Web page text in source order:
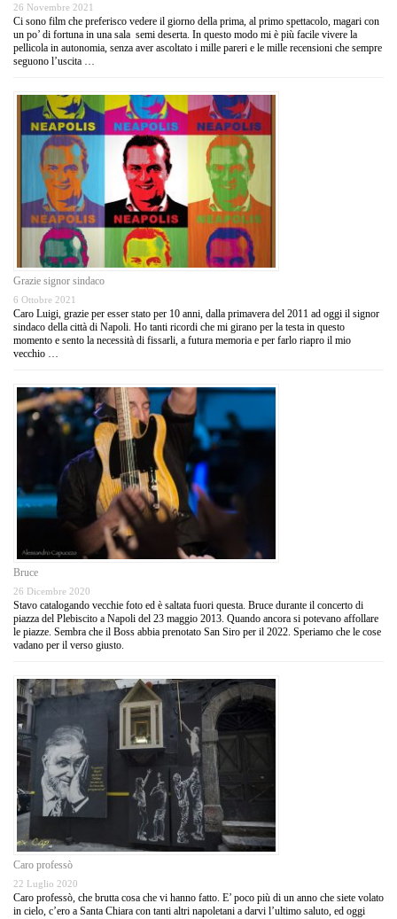
26 Novembre 2021
Ci sono film che preferisco vedere il giorno della prima, al primo spettacolo, magari con
un po’ di fortuna in una sala semi deserta. In questo modo mi è più facile vivere la
pellicola in autonomia, senza aver ascoltato i mille pareri e le mille recensioni che sempre
seguono l’uscita …
Grazie signor sindaco
6 Ottobre 2021
Caro Luigi, grazie per esser stato per 10 anni, dalla primavera del 2011 ad oggi il signor
sindaco della città di Napoli. Ho tanti ricordi che mi girano per la testa in questo
momento e sento la necessità di fissarli, a futura memoria e per farlo riapro il mio
vecchio …
Bruce
26 Dicembre 2020
Stavo catalogando vecchie foto ed è saltata fuori questa. Bruce durante il concerto di
piazza del Plebiscito a Napoli del 23 maggio 2013. Quando ancora si potevano affollare
le piazze. Sembra che il Boss abbia prenotato San Siro per il 2022. Speriamo che le cose
vadano per il verso giusto.
Caro professò
22 Luglio 2020
Caro professò, che brutta cosa che vi hanno fatto. E’ poco più di un anno che siete volato
in cielo, c’ero a Santa Chiara con tanti altri napoletani a darvi l’ultimo saluto, ed oggi